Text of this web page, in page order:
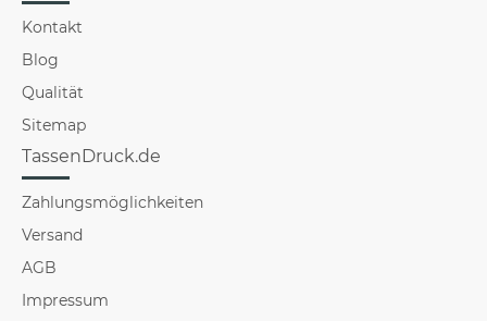
Kontakt
Blog
Qualität
Sitemap
TassenDruck.de
Zahlungsmöglichkeiten
Versand
AGB
Impressum